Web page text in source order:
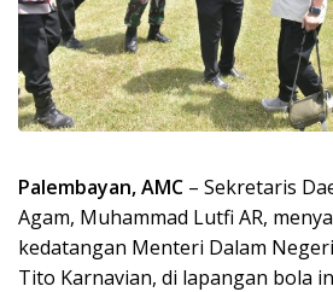
Palembayan, AMC – Sekretaris
Agam, Muhammad Lutfi AR,
kedatangan Menteri Dalam
Tito Karnavian, di lapangan bola